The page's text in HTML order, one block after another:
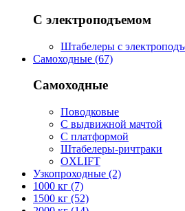
С электроподъемом
Штабелеры с
Самоходные (67)
Самоходные
Поводковые
С выдвижной мачтой
С платформой
Штабелеры-ричтраки
OXLIFT
Узкопроходные (2)
1000 кг (7)
1500 кг (52)